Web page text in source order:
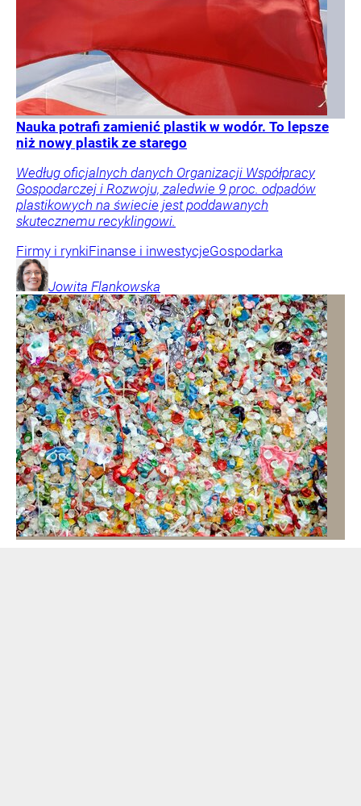
Nauka potrafi zamienić plastik w wodór. To lepsze
niż nowy plastik ze starego
Według oficjalnych danych Organizacji Współpracy
Gospodarczej i Rozwoju, zaledwie 9 proc. odpadów
plastikowych na świecie jest poddawanych
skutecznemu recyklingowi.
Firmy i rynkiFinanse i inwestycjeGospodarka
Jowita Flankowska